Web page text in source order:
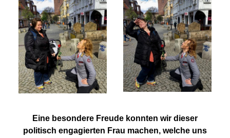
Eine besondere Freude konnten wir dieser
politisch engagierten Frau machen, welche uns